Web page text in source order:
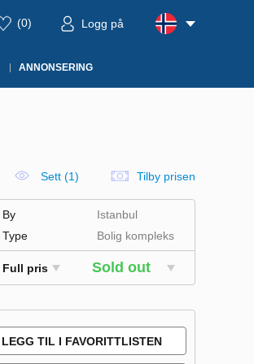
(0) Logg på
ANNONSERING
Sett (1) Tilby prisen
By
Istanbul
Type
Bolig kompleks
Full pris Sold out
LEGG TIL I FAVORITTLISTEN